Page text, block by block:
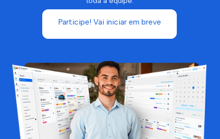
Participe! Vai iniciar em breve